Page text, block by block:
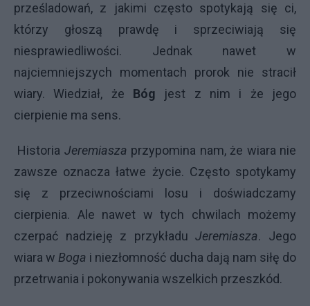
prześladowań, z jakimi często spotykają się ci,
którzy głoszą prawdę i sprzeciwiają się
niesprawiedliwości. Jednak nawet w
najciemniejszych momentach prorok nie stracił
wiary. Wiedział, że Bóg jest z nim i że jego
cierpienie ma sens.
Historia Jeremiasza przypomina nam, że wiara nie
zawsze oznacza łatwe życie. Często spotykamy
się z przeciwnościami losu i doświadczamy
cierpienia. Ale nawet w tych chwilach możemy
czerpać nadzieję z przykładuJeremiasza. Jego
wiara w Boga i niezłomność ducha dają nam siłę do
przetrwania i pokonywania wszelkich przeszkód.